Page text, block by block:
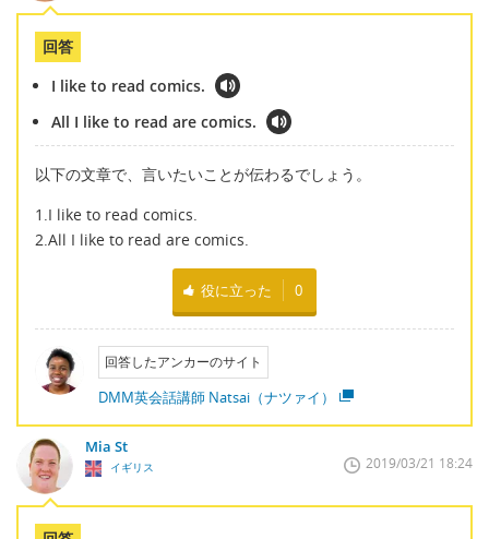
回答
I like to read comics.
All I like to read are comics.
以下の文章で、言いたいことが伝わるでしょう。
1.I like to read comics.
2.All I like to read are comics.
役に立った 0
回答したアンカーのサイト
DMM英会話講師 Natsai（ナツァイ）
Mia St
イギリス 2019/03/21 18:24